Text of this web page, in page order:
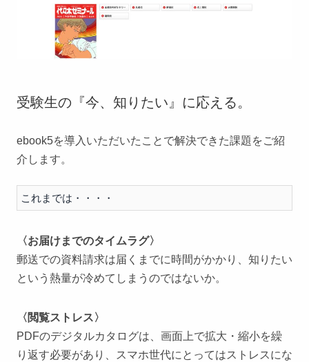
受験生の『今、知りたい』に応える。
ebook5を導入いただいたことで解決できた課題をご紹
介します。
これまでは・・・・
〈お届けまでのタイムラグ〉
郵送での資料請求は届くまでに時間がかかり、知りたい
という熱量が冷めてしまうのではないか。
〈閲覧ストレス〉
PDFのデジタルカタログは、画面上で拡大・縮小を繰
り返す必要があり、スマホ世代にとってはストレスにな